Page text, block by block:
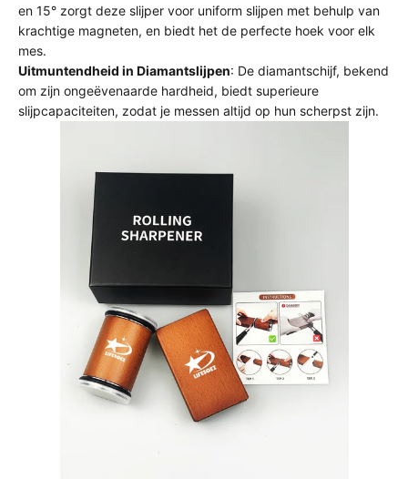
en 15° zorgt deze slijper voor uniform slijpen met behulp van
krachtige magneten, en biedt het de perfecte hoek voor elk
mes.
Uitmuntendheid in Diamantslijpen: De diamantschijf, bekend
om zijn ongeëvenaarde hardheid, biedt superieure
slijpcapaciteiten, zodat je messen altijd op hun scherpst zijn.